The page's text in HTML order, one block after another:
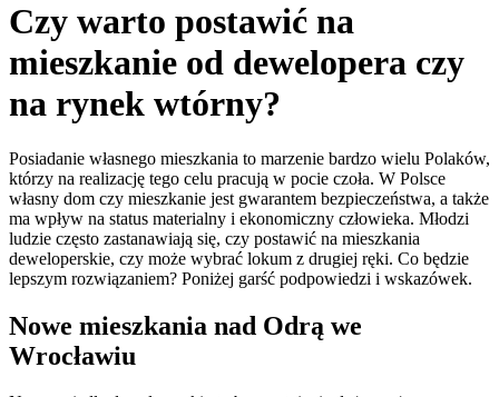
Czy warto postawić na
mieszkanie od dewelopera czy
na rynek wtórny?
Posiadanie własnego mieszkania to marzenie bardzo wielu Polaków,
którzy na realizację tego celu pracują w pocie czoła. W Polsce
własny dom czy mieszkanie jest gwarantem bezpieczeństwa, a także
ma wpływ na status materialny i ekonomiczny człowieka. Młodzi
ludzie często zastanawiają się, czy postawić na mieszkania
deweloperskie, czy może wybrać lokum z drugiej ręki. Co będzie
lepszym rozwiązaniem? Poniżej garść podpowiedzi i wskazówek.
Nowe mieszkania nad Odrą we
Wrocławiu